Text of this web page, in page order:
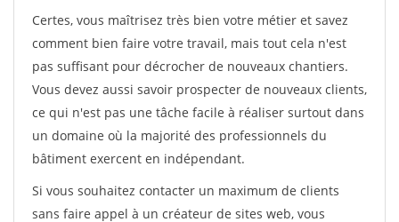
Certes, vous maîtrisez très bien votre métier et savez
comment bien faire votre travail, mais tout cela n'est
pas suffisant pour décrocher de nouveaux chantiers.
Vous devez aussi savoir prospecter de nouveaux clients,
ce qui n'est pas une tâche facile à réaliser surtout dans
un domaine où la majorité des professionnels du
bâtiment exercent en indépendant.
Si vous souhaitez contacter un maximum de clients
sans faire appel à un créateur de sites web, vous